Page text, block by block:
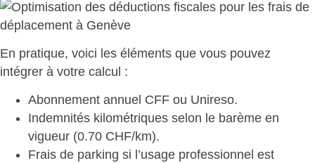
En pratique, voici les éléments que vous pouvez
intégrer à votre calcul :
Abonnement annuel CFF ou Unireso.
Indemnités kilométriques selon le barème en
vigueur (0.70 CHF/km).
Frais de parking si l’usage professionnel est